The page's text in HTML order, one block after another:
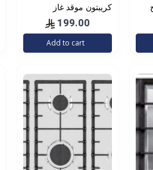
كريبتون موقد غاز
بشعلتين، متعدد الالوان،
فضي، KNGC6034‏
199.00
Add to cart